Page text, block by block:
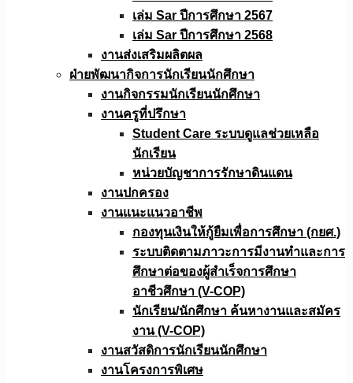
เล่ม Sar ปีการศึกษา 2567
เล่ม Sar ปีการศึกษา 2568
งานส่งเสริมผลิตผล
ฝ่ายพัฒนากิจการนักเรียนนักศึกษา
งานกิจกรรมนักเรียนนักศึกษา
งานครูที่ปรึกษา
Student Care ระบบดูแลช่วยเหลือ
นักเรียน
หน่วยบัญชาการรักษาดินแดน
งานปกครอง
งานแนะแนวอาชีพ
กองทุนเงินให้กู้ยืมเพื่อการศึกษา (กยศ.)
ระบบติดตามภาวะการมีงานทำและการ
ศึกษาต่อของผู้สำเร็จการศึกษา
อาชีวศึกษา (V-COP)
นักเรียน/นักศึกษา ค้นหางานและสมัคร
งาน (V-COP)
งานสวัสดิการนักเรียนนักศึกษา
งานโครงการพิเศษ